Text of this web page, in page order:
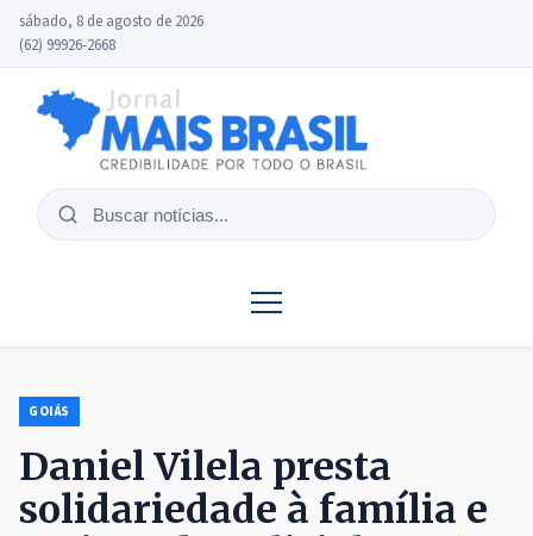
sábado, 8 de agosto de 2026
(62) 99926-2668
Buscar
GOIÁS
Daniel Vilela presta
solidariedade à família e